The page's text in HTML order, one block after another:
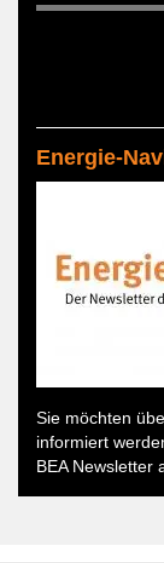
Energie-
Sie möchten
informiert
BEA Newsletter